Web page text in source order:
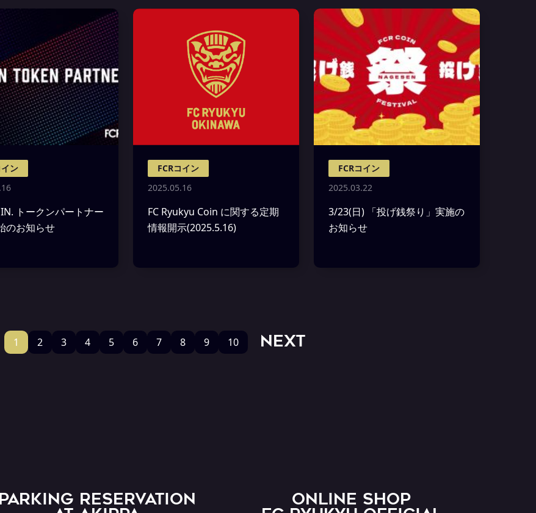
ン
トークンパートナー
のお知らせ
FCRコイン
2025.05.16
FC Ryukyu Coin に関する定期
情報開示(2025.5.16)
FCRコイン
2025.03.22
3/23(日) 「投げ銭祭り」実施の
お知らせ
1 2 3 4 5 6 7 8 9 10 NEXT
PARKING RESERVATION
ONLINE SHOP